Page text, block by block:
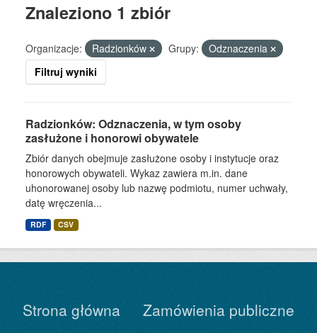
Znaleziono 1 zbiór
Organizacje: Radzionków Grupy:
Odznaczenia
Filtruj wyniki
Radzionków: Odznaczenia, w tym osoby
zasłużone i honorowi obywatele
Zbiór danych obejmuje zasłużone osoby i instytucje oraz
honorowych obywateli. Wykaz zawiera m.in. dane
uhonorowanej osoby lub nazwę podmiotu, numer uchwały,
datę wręczenia...
RDF CSV
Strona główna
Zamówienia publiczne